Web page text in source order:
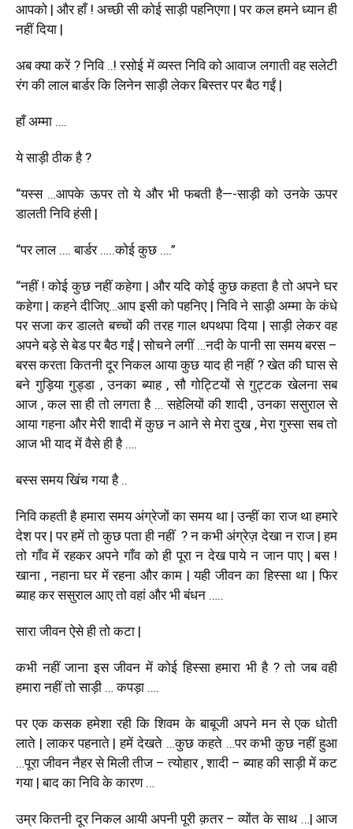
आपको | और हाँ ! अच्छी सी कोई साड़ी पहनिएगा | पर कल हमने ध्यान ही
नहीं दिया |
अब क्या करें ? निवि ..! रसोई में व्यस्त निवि को आवाज लगाती वह सलेटी
रंग की लाल बार्डर कि लिनेन साड़ी लेकर बिस्तर पर बैठ गईं |
हाँ अम्मा ….
ये साड़ी ठीक है ?
“यस्स …आपके ऊपर तो ये और भी फबती है—-साड़ी को उनके ऊपर
डालती निवि हंसी |
“पर लाल …. बार्डर …..कोई कुछ ….”
“नहीं ! कोई कुछ नहीं कहेगा | और यदि कोई कुछ कहता है तो अपने घर
कहेगा | कहने दीजिए…आप इसी को पहनिए | निवि ने साड़ी अम्मा के कंधे
पर सजा कर डालते बच्चों की तरह गाल थपथपा दिया | साड़ी लेकर वह
अपने बड़े से बेड पर बैठ गईं | सोचने लगीं …नदी के पानी सा समय बरस –
बरस करता कितनी दूर निकल आया कुछ याद ही नहीं ? खेत की घास से
बने गुड़िया गुड्डा , उनका ब्याह , सौ गोट्टियों से गुट्टक खेलना सब
आज , कल सा ही तो लगता है … सहेलियों की शादी , उनका ससुराल से
आया गहना और मेरी शादी में कुछ न आने से मेरा दुख , मेरा गुस्सा सब तो
आज भी याद में वैसे ही है ….
बस्स समय खिंच गया है ..
निवि कहती है हमारा समय अंग्रेजों का समय था | उन्हीं का राज था हमारे
देश पर | पर हमें तो कुछ पता ही नहीं ? न कभी अंग्रेज़ देखा न राज | हम
तो गाँव में रहकर अपने गाँव को ही पूरा न देख पाये न जान पाए | बस !
खाना , नहाना घर में रहना और काम | यही जीवन का हिस्सा था | फिर
ब्याह कर ससुराल आए तो वहां और भी बंधन …..
सारा जीवन ऐसे ही तो कटा |
कभी नहीं जाना इस जीवन में कोई हिस्सा हमारा भी है ? तो जब वही
हमारा नहीं तो साड़ी … कपड़ा ….
पर एक कसक हमेशा रही कि शिवम के बाबूजी अपने मन से एक धोती
लाते | लाकर पहनाते | हमें देखते …कुछ कहते …पर कभी कुछ नहीं हुआ
…पूरा जीवन नैहर से मिली तीज – त्योहार , शादी – ब्याह की साड़ी में कट
गया | बाद का निवि के कारण …
उम्र कितनी दूर निकल आयी अपनी पूरी क़तर – व्योंत के साथ …| आज